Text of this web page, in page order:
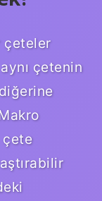
çeteler
çetenin
çete